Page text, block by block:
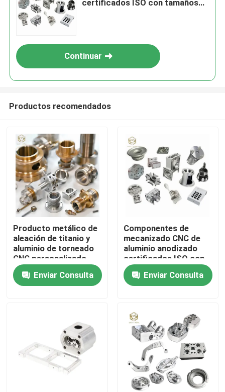
Sobre nosotros
certificados ISO con tamaños
Continuar
Productos recomendados
Producto metálico de
aleación de titanio y
aluminio de torneado
CNC personalizado
OEM Productos de
mecanizado de
metales de precisión
Enviar Consulta
Componentes de
mecanizado CNC de
aluminio anodizado
certificados ISO con
tamaños
personalizados para
aplicaciones de
Enviar Consulta